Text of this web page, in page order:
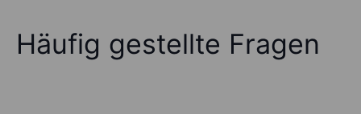
Häufig gestellte Fragen